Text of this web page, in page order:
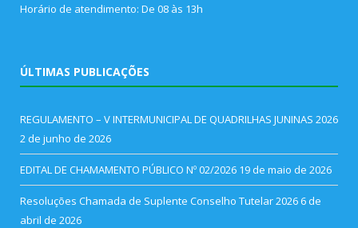
Horário de atendimento: De 08 às 13h
ÚLTIMAS PUBLICAÇÕES
REGULAMENTO – V INTERMUNICIPAL DE QUADRILHAS JUNINAS 2026
2 de junho de 2026
EDITAL DE CHAMAMENTO PÚBLICO Nº 02/2026 19 de maio de 2026
Resoluções Chamada de Suplente Conselho Tutelar 2026 6 de
abril de 2026